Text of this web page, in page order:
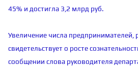
45% и достигла 3,2 млрд руб.
Увеличение числа предпринимателей,
свидетельствует о росте
сообщении слова руководителя